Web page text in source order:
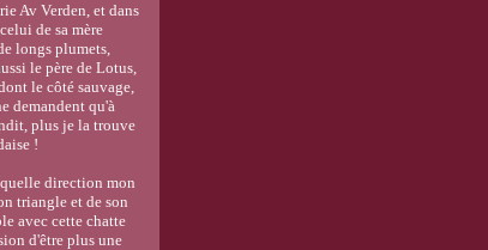
Av Verden, et dans
de sa mère
longs plumets,
le père de Lotus,
le côté sauvage,
demandent qu'à
plus je la trouve
!
direction mon
triangle et de son
avec cette chatte
d'être plus une